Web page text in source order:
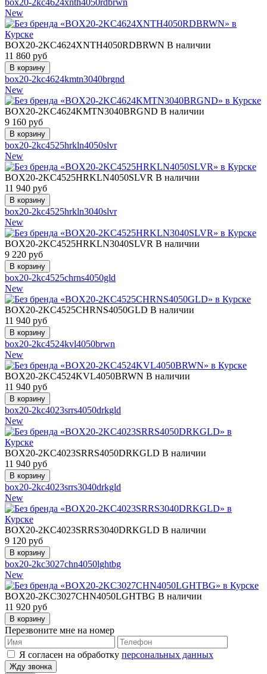
New
BOX20-2KC4624XNTH4050RDBRWN В наличии
11 860 руб
box20-2kc4624kmtn3040brgnd
New
BOX20-2KC4624KMTN3040BRGND В наличии
9 160 руб
box20-2kc4525hrkln4050slvr
New
BOX20-2KC4525HRKLN4050SLVR В наличии
11 940 руб
box20-2kc4525hrkln3040slvr
New
BOX20-2KC4525HRKLN3040SLVR В наличии
9 220 руб
box20-2kc4525chrns4050gld
New
BOX20-2KC4525CHRNS4050GLD В наличии
11 940 руб
box20-2kc4524kvl4050brwn
New
BOX20-2KC4524KVL4050BRWN В наличии
11 940 руб
box20-2kc4023srrs4050drkgld
New
BOX20-2KC4023SRRS4050DRKGLD В наличии
11 940 руб
box20-2kc4023srrs3040drkgld
New
BOX20-2KC4023SRRS3040DRKGLD В наличии
9 120 руб
box20-2kc3027chn4050lghtbg
New
BOX20-2KC3027CHN4050LGHTBG В наличии
11 920 руб
Перезвоните мне на номер
Я согласен на обработку персональных данных
Жду звонка